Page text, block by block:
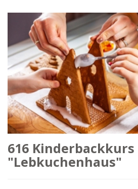
616 Kinderbackkurs
"Lebkuchenhaus"